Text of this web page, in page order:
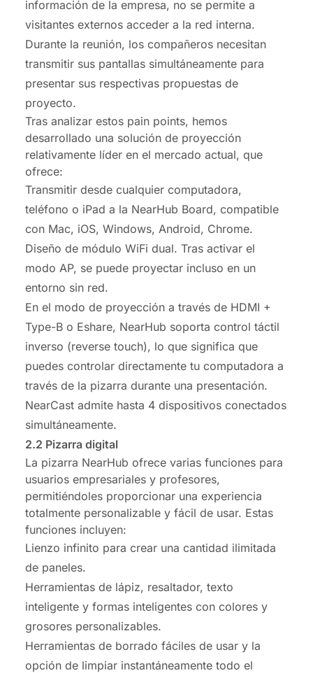
información de la empresa, no se permite a
visitantes externos acceder a la red interna.
Durante la reunión, los compañeros necesitan
transmitir sus pantallas simultáneamente para
presentar sus respectivas propuestas de
proyecto.
Tras analizar estos pain points, hemos
desarrollado una solución de proyección
relativamente líder en el mercado actual, que
ofrece:
Transmitir desde cualquier computadora,
teléfono o iPad a la NearHub Board, compatible
con Mac, iOS, Windows, Android, Chrome.
Diseño de módulo WiFi dual. Tras activar el
modo AP, se puede proyectar incluso en un
entorno sin red.
En el modo de proyección a través de HDMI +
Type-B o Eshare, NearHub soporta control táctil
inverso (reverse touch), lo que significa que
puedes controlar directamente tu computadora a
través de la pizarra durante una presentación.
NearCast admite hasta 4 dispositivos conectados
simultáneamente.
2.2 Pizarra digital
La pizarra NearHub ofrece varias funciones para
usuarios empresariales y profesores,
permitiéndoles proporcionar una experiencia
totalmente personalizable y fácil de usar. Estas
funciones incluyen:
Lienzo infinito para crear una cantidad ilimitada
de paneles.
Herramientas de lápiz, resaltador, texto
inteligente y formas inteligentes con colores y
grosores personalizables.
Herramientas de borrado fáciles de usar y la
opción de limpiar instantáneamente todo el